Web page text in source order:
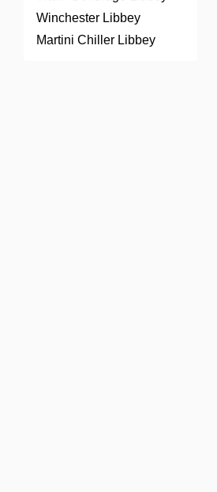
Winchester Libbey
Martini Chiller Libbey